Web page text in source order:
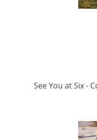
See You at Six -